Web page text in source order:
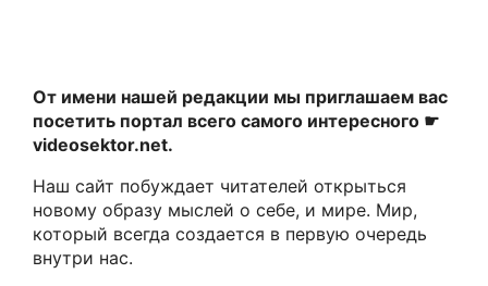
От имени нашей редакции мы приглашаем вас
посетить портал всего самого интересного ☛
videosektor.net.
Наш сайт побуждает читателей открыться
новому образу мыслей о себе, и мире. Мир,
который всегда создается в первую очередь
внутри нас.